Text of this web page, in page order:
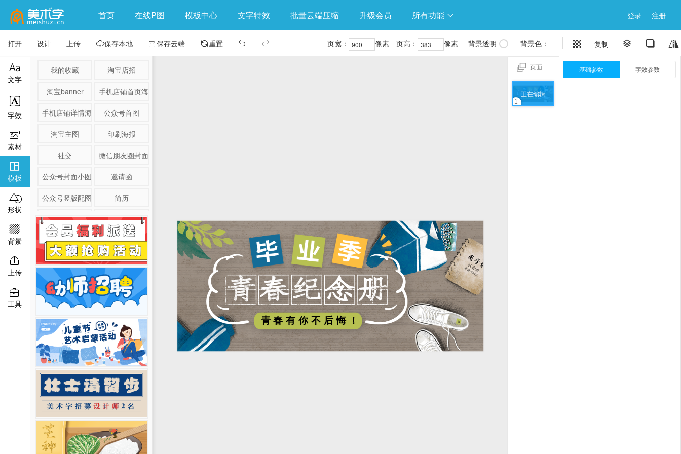
首页 在线P图 模板中心 文字特效 批量云端压缩 升级会员 所有功能  登录 注册
打开 设计 上传 保存本地 保存云端 重置   页宽： 像素 页高： 像素 背景透明 背景色：  复制   

文字

字效

素材

模板

形状

背景

上传

工具
我的收藏 淘宝店招
淘宝banner 手机店铺首页海报
手机店铺详情海报 公众号首图
淘宝主图 印刷海报
社交 微信朋友圈封面
公众号封面小图 邀请函
公众号竖版配图 简历
淘宝详情页 产品展示图
移动端淘宝banner二维码模板图片
页面
正在编辑
1
基础参数 字效参数